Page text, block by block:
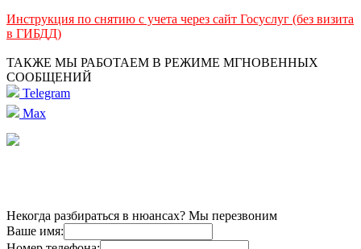
Инструкция по снятию с учета через сайт Госуслуг (без визита
в ГИБДД)
ТАКЖЕ МЫ РАБОТАЕМ В РЕЖИМЕ МГНОВЕННЫХ
СООБЩЕНИЙ
Telegram
Max
Некогда разбираться в нюансах? Мы перезвоним
Ваше имя: